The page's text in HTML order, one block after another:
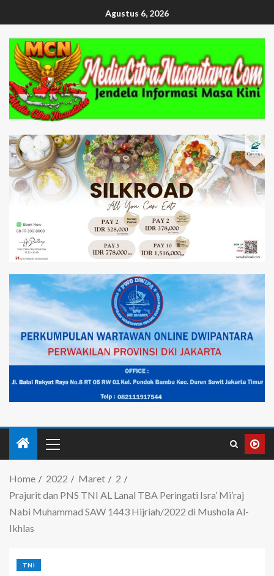
Agustus 6, 2026
Home 2022 Maret
2
Prajurit dan PNS TNI AL Lanal TBA Peringati Isra’ Mi’raj
Nabi Muhammad SAW 1443 Hijriah/2022 di Mushola Al-
Ikhlas
TNI